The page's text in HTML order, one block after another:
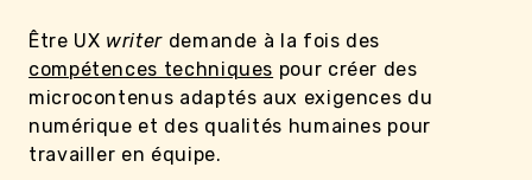
Être UX writer demande à la fois des
compétences techniques pour créer des
microcontenus adaptés aux exigences du
numérique et des qualités humaines pour
travailler en équipe.